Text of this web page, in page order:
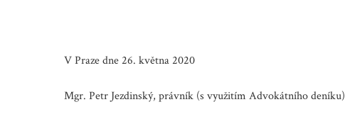
V Praze dne 26. května 2020
Mgr. Petr Jezdinský, právník (s využitím Advokátního deníku)